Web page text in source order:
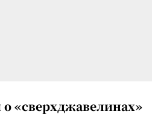
«сверхджавелинах»